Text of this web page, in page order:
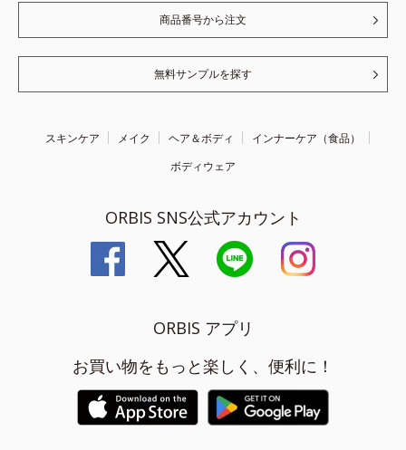
商品番号から注文
無料サンプルを探す
スキンケア メイク ヘア＆ボディ
インナーケア（食品）
ボディウェア
ORBIS SNS公式アカウント
ORBIS アプリ
お買い物をもっと楽しく、便利に！